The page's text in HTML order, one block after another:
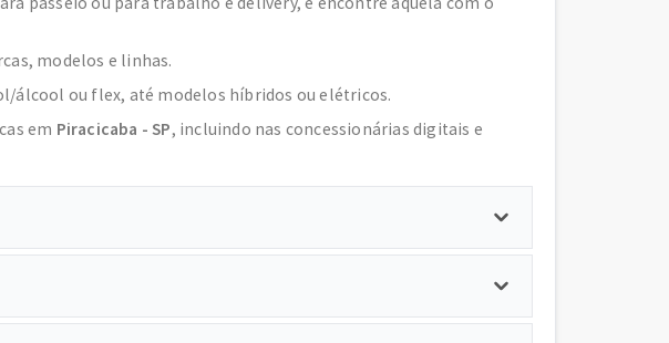
modelos e linhas.
álcool ou flex, até modelos híbridos ou elétricos.
em Piracicaba - SP, incluindo nas concessionárias digitais e